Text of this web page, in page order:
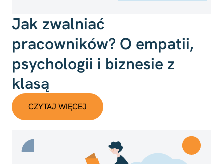
Jak zwalniać
pracowników? O empatii,
psychologii i biznesie z
klasą
CZYTAJ WIĘCEJ